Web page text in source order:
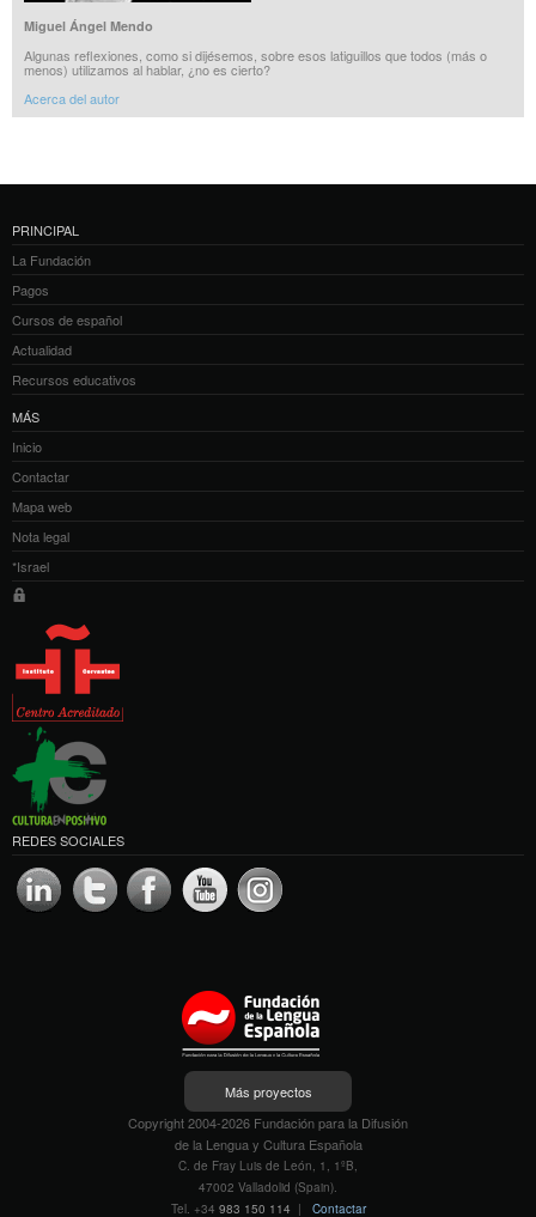
Miguel Ángel Mendo
Algunas reflexiones, como si dijésemos, sobre esos latiguillos que todos (más o
menos) utilizamos al hablar, ¿no es cierto?
Acerca del autor
PRINCIPAL
La Fundación
Pagos
Cursos de español
Actualidad
Recursos educativos
MÁS
Inicio
Contactar
Mapa web
Nota legal
*Israel
REDES SOCIALES
Más proyectos
Copyright 2004-2026 Fundación para la Difusión
de la Lengua y Cultura Española
C. de Fray Luis de León, 1, 1ºB,
47002 Valladolid (Spain).
Tel. +34 983 150 114 | Contactar